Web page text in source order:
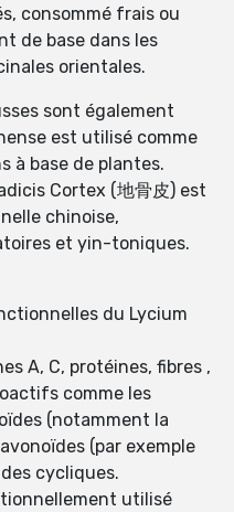
consommé frais ou
de base dans les
orientales.
sont également
est utilisé comme
à base de plantes.
Cortex (地骨皮) est
chinoise,
et yin-toniques.
du Lycium
A, C, protéines, fibres ,
comme les
(notamment la
(par exemple
cycliques.
utilisé